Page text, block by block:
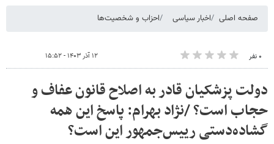
صفحه اصلی اخبار سیاسی احزاب و شخصیت‌ها
۰ نفر ۱۲ آذر ۱۴۰۳ - ۱۵:۵۲
دولت پزشکیان قادر به اصلاح قانون عفاف و
حجاب است؟ /نژاد بهرام: پاسخ این همه
گشاده‌دستی رییس‌جمهور این است؟